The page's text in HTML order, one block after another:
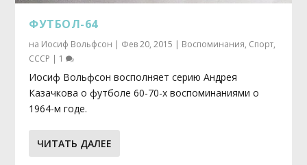
ФУТБОЛ-64
на Иосиф Вольфсон | Фев 20, 2015 | Воспоминания, Спорт,
СССР | 1
Иосиф Вольфсон восполняет серию Андрея
Казачкова о футболе 60-70-х воспоминаниями о
1964-м годе.
ЧИТАТЬ ДАЛЕЕ